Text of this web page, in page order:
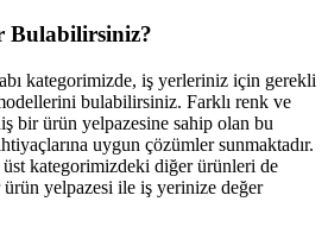
Bulabilirsiniz?
kategorimizde, iş yerleriniz için gerekli
bulabilirsiniz. Farklı renk ve
bir ürün yelpazesine sahip olan bu
uygun çözümler sunmaktadır.
üst kategorimizdeki diğer ürünleri de
yelpazesi ile iş yerinize değer